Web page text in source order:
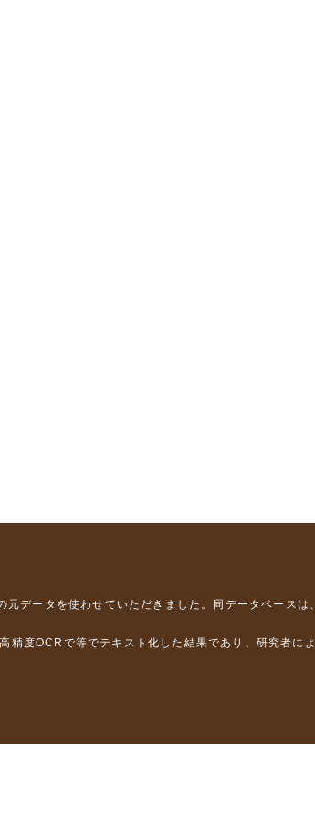
元データを使わせていただきました。同データベース
度OCRで等でテキスト化した結果であり、研究者に